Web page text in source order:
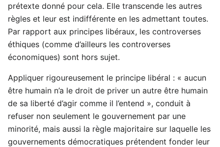
prétexte donné pour cela. Elle transcende les autres
règles et leur est indifférente en les admettant toutes.
Par rapport aux principes libéraux, les controverses
éthiques (comme d’ailleurs les controverses
économiques) sont hors sujet.
Appliquer rigoureusement le principe libéral : « aucun
être humain n’a le droit de priver un autre être humain
de sa liberté d’agir comme il l’entend », conduit à
refuser non seulement le gouvernement par une
minorité, mais aussi la règle majoritaire sur laquelle les
gouvernements démocratiques prétendent fonder leur